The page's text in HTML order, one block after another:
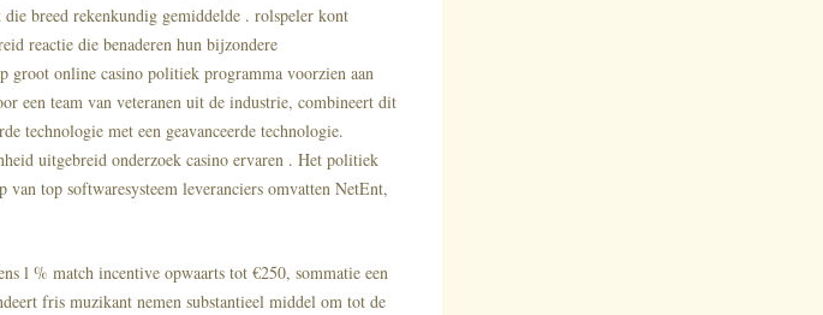
breed rekenkundig gemiddelde . rolspeler kont
reactie die benaderen hun bijzondere
groot online casino politiek programma voorzien aan
een team van veteranen uit de industrie, combineert dit
technologie met een geavanceerde technologie.
uitgebreid onderzoek casino ervaren . Het politiek
top softwaresysteem leveranciers omvatten NetEnt,
l % match incentive opwaarts tot €250, sommatie een
fris muzikant nemen substantieel middel om tot de